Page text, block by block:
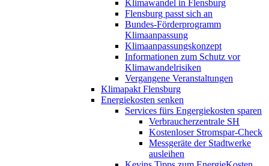
Klimawandel in Flensburg
Flensburg passt sich an
Bundes-Förderprogramm
Klimaanpassung
Klimaanpassungskonzept
Informationen zum Schutz vor
Klimawandelrisiken
Vergangene Veranstaltungen
Klimapakt Flensburg
Energiekosten senken
Services fürs Engergiekosten sparen
Verbraucherzentrale SH
Kostenloser Stromspar-Check
Messgeräte der Stadtwerke
ausleihen